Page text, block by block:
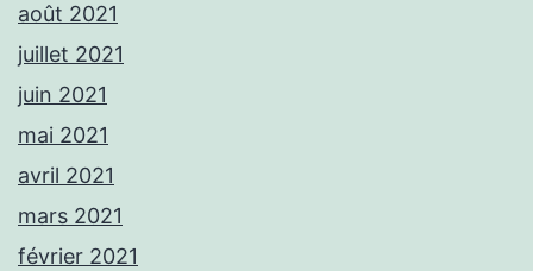
août 2021
juillet 2021
juin 2021
mai 2021
avril 2021
mars 2021
février 2021